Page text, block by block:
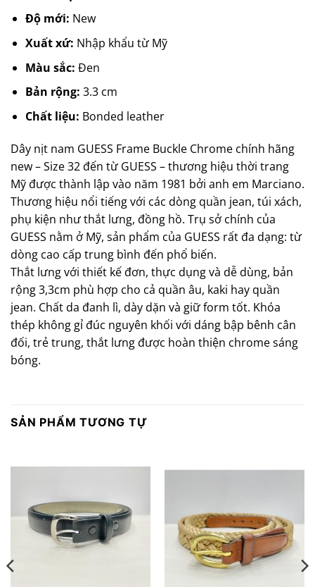
Độ mới: New
Xuất xứ: Nhập khẩu từ Mỹ
Màu sắc: Đen
Bản rộng: 3.3 cm
Chất liệu: Bonded leather
Dây nịt nam GUESS Frame Buckle Chrome chính hãng
new – Size 32 đến từ GUESS – thương hiệu thời trang
Mỹ được thành lập vào năm 1981 bởi anh em Marciano.
Thương hiệu nổi tiếng với các dòng quần jean, túi xách,
phụ kiện như thắt lưng, đồng hồ. Trụ sở chính của
GUESS nằm ở Mỹ, sản phẩm của GUESS rất đa dạng: từ
dòng cao cấp trung bình đến phổ biến.
Thắt lưng với thiết kế đơn, thực dụng và dễ dùng, bản
rộng 3,3cm phù hợp cho cả quần âu, kaki hay quần
jean. Chất da đanh lì, dày dặn và giữ form tốt. Khóa
thép không gỉ đúc nguyên khối với dáng bập bênh cân
đối, trẻ trung, thắt lưng được hoàn thiện chrome sáng
bóng.
SẢN PHẨM TƯƠNG TỰ